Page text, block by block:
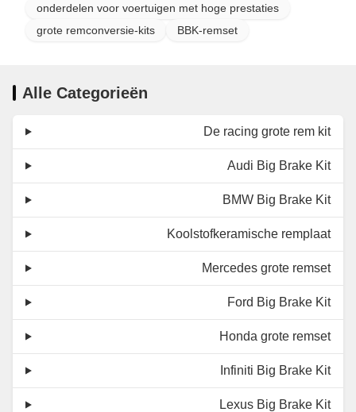
onderdelen voor voertuigen met hoge prestaties
grote remconversie-kits
BBK-remset
Alle Categorieën
De racing grote rem kit
Audi Big Brake Kit
BMW Big Brake Kit
Koolstofkeramische remplaat
Mercedes grote remset
Ford Big Brake Kit
Honda grote remset
Infiniti Big Brake Kit
Lexus Big Brake Kit